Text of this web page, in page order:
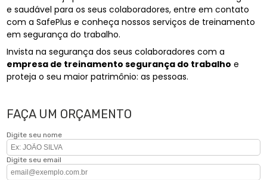
e saudável para os seus colaboradores, entre em contato
com a SafePlus e conheça nossos serviços de treinamento
em segurança do trabalho.
Invista na segurança dos seus colaboradores com a
empresa de treinamento segurança do trabalho e
proteja o seu maior patrimônio: as pessoas.
FAÇA UM ORÇAMENTO
Digite seu nome
Digite seu email